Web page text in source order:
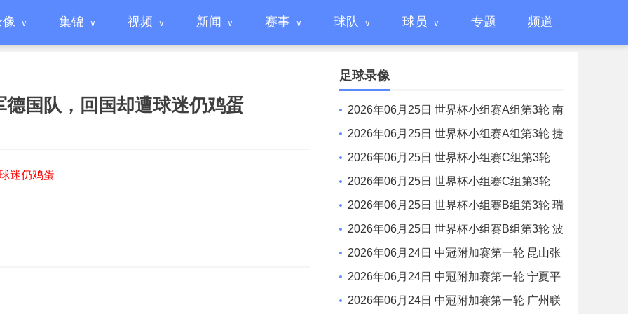
像 集锦 视频 新闻 赛事 球队 球员 专题 频道
国队，回国却遭球迷仍鸡蛋
迷仍鸡蛋
足球录像
2026年06月25日 世界杯小组赛A组第3轮 南
非vs 韩国 全场录像
2026年06月25日 世界杯小组赛A组第3轮 捷
克vs墨西哥 全场录像
2026年06月25日 世界杯小组赛C组第3轮
苏格兰vs巴西 全场录像
2026年06月25日 世界杯小组赛C组第3轮
摩洛哥vs海地 全场录像
2026年06月25日 世界杯小组赛B组第3轮 瑞
士vs加拿大 全场录像
2026年06月25日 世界杯小组赛B组第3轮 波
黑vs卡塔尔 全场录像
2026年06月24日 中冠附加赛第一轮 昆山张
浦竞技 VS 辽宁盛京新锐 全场录像
2026年06月24日 中冠附加赛第一轮 宁夏平
罗恒利 VS 自贡弘祥电碳 全场录像
2026年06月24日 中冠附加赛第一轮 广州联